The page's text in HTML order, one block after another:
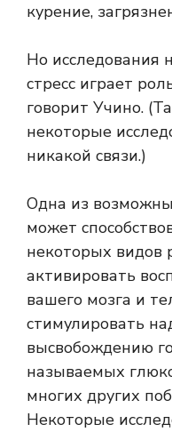
курение,
Но исследования
стресс играет
говорит Учино.
некоторые
никакой связи.)
Одна из
может
некоторых видов
активировать
вашего мозга и
стимулировать
высвобождению
называемых
многих других
Некоторые